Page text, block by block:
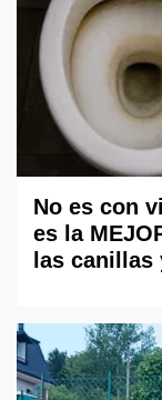
No es con
es la
las